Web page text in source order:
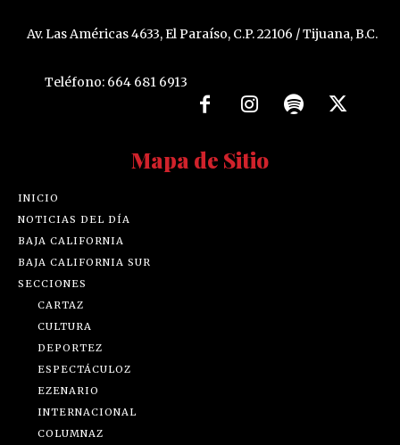
Av. Las Américas 4633, El Paraíso, C.P. 22106 / Tijuana, B.C.
Teléfono: 664 681 6913
Mapa de Sitio
INICIO
NOTICIAS DEL DÍA
BAJA CALIFORNIA
BAJA CALIFORNIA SUR
SECCIONES
CARTAZ
CULTURA
DEPORTEZ
ESPECTÁCULOZ
EZENARIO
INTERNACIONAL
COLUMNAZ